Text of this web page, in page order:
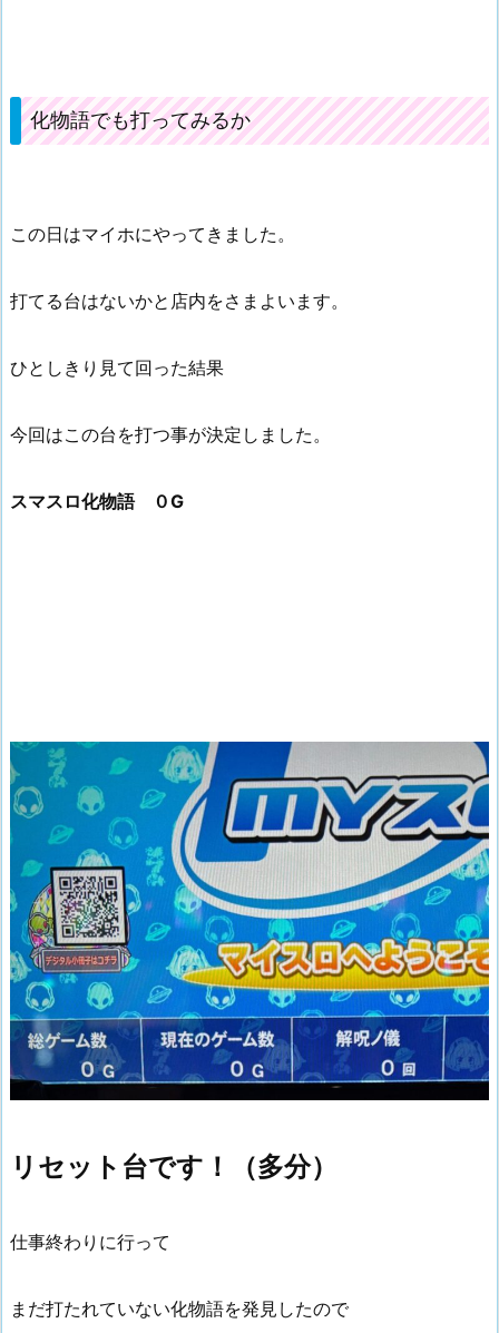
化物語でも打ってみるか
この日はマイホにやってきました。
打てる台はないかと店内をさまよいます。
ひとしきり見て回った結果
今回はこの台を打つ事が決定しました。
スマスロ化物語 ０G
リセット台です！（多分）
仕事終わりに行って
まだ打たれていない化物語を発見したので